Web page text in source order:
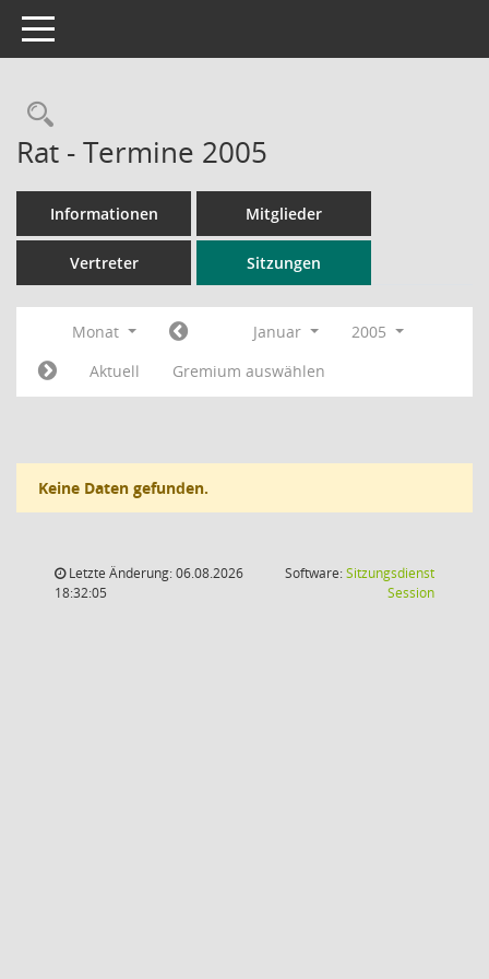
Toggle navigation
Rechercheauswahl
Rat - Termine 2005
Informationen Mitglieder
Vertreter Sitzungen
Monat Januar
2005
Aktuell
Gremium auswählen
Keine Daten gefunden.
Letzte Änderung: 06.08.2026
18:32:05
Software:Sitzungsdienst
Session(Wird in